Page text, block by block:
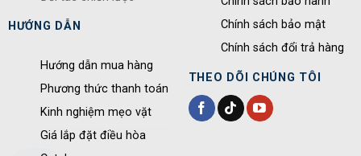
HƯỚNG DẪN
Hướng dẫn mua hàng
Phương thức thanh toán
Kinh nghiệm mẹo vặt
Giá lắp đặt điều hòa
Chính sách bảo mật
Chính sách đổi trả hàng
THEO DÕI CHÚNG TÔI